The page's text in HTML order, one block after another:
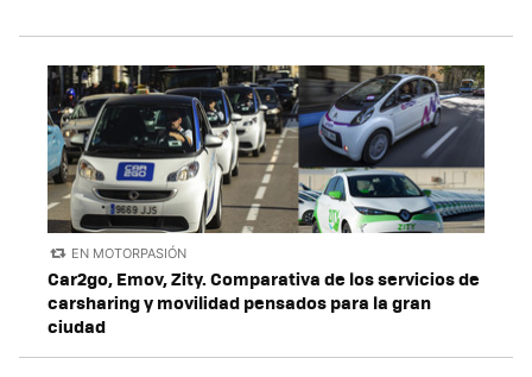
EN MOTORPASIÓN
Car2go, Emov, Zity. Comparativa de los servicios de
carsharing y movilidad pensados para la gran
ciudad